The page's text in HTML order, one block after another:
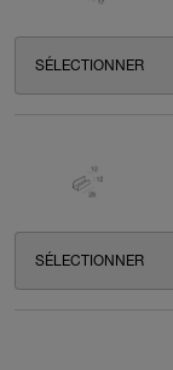
SÉLECTIONNER
SÉLECTIONNER